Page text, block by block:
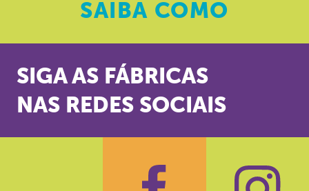
SAIBA COMO
SIGA AS FÁBRICAS
NAS REDES SOCIAIS